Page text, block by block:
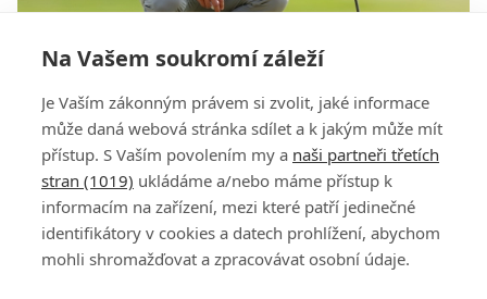
Na Vašem soukromí záleží
Je Vaším zákonným právem si zvolit, jaké informace
může daná webová stránka sdílet a k jakým může mít
přístup. S Vaším povolením my a naši partneři třetích
stran (1019) ukládáme a/nebo máme přístup k
informacím na zařízení, mezi které patří jedinečné
identifikátory v cookies a datech prohlížení, abychom
mohli shromažďovat a zpracovávat osobní údaje.
Sundal si boty a z greenu odešel bos. Jak Lucas
Glover své jednání vysvětlil?